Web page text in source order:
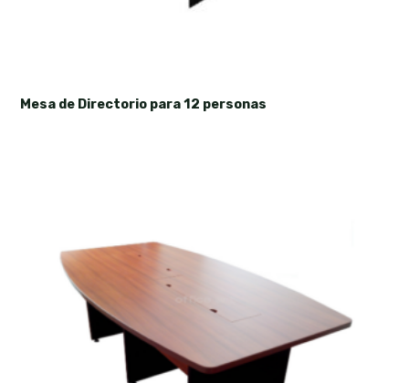
Mesa de Directorio para 12 personas